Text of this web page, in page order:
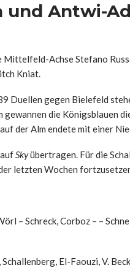
und Antwi-
Achse Stefano
Kniat.
Duellen gegen Bielefeld
gewannen die Königsblauen
der Alm endete mit einer
Skyübertragen. Für die
letzten Wochen
– Schreck, Corboz – –
El-Faouzi, V.